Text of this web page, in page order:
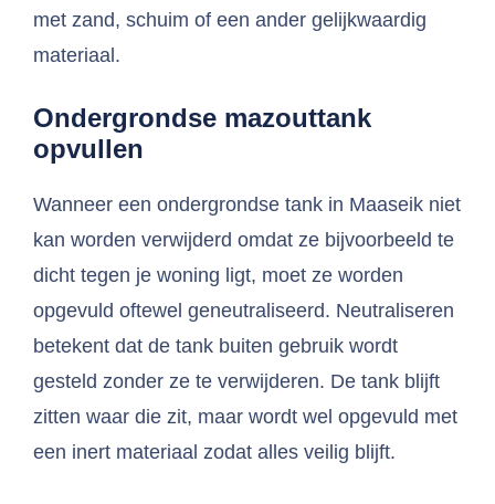
met zand, schuim of een ander gelijkwaardig
materiaal.
Ondergrondse mazouttank
opvullen
Wanneer een ondergrondse tank in Maaseik niet
kan worden verwijderd omdat ze bijvoorbeeld te
dicht tegen je woning ligt, moet ze worden
opgevuld oftewel geneutraliseerd. Neutraliseren
betekent dat de tank buiten gebruik wordt
gesteld zonder ze te verwijderen. De tank blijft
zitten waar die zit, maar wordt wel opgevuld met
een inert materiaal zodat alles veilig blijft.